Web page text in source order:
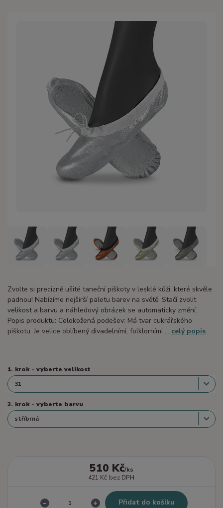
Zvolte si precizně ušité taneční piškoty v lesklé kůži, které skvěle
padnou! Nabízíme nejširší paletu barev na světě. Stačí zvolit
velikost a barvu a náhledový obrázek se automaticky změní.
Popis produktu: Celokožená podešev: Má tvar cukrářského
piškotu. Je velice oblíbený divadelními, folklorními ... celý popis
1. krok - vyberte velikost
2. krok - vyberte barvu
510 Kč/ks
421 Kč bez DPH
Přidat do košíku